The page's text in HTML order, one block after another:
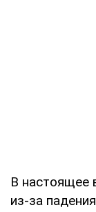
В настоящее
из-за